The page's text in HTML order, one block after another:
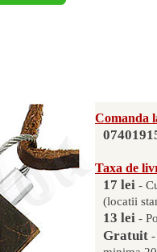
Comanda
Taxa de
17 lei -
(locatii
13 lei -
Gratuit -